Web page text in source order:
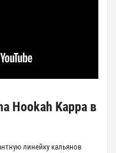
Hookah Kappa в
линейку кальянов